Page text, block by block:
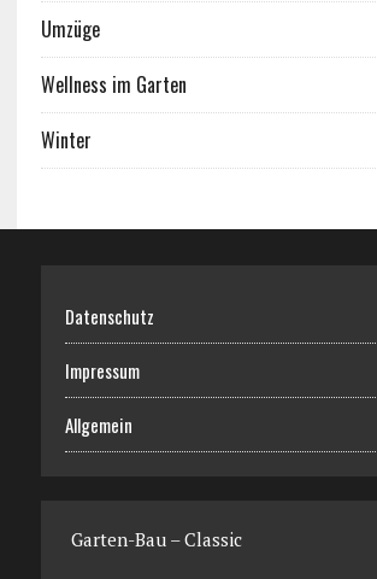
Umzüge
Wellness im Garten
Winter
Datenschutz
Impressum
Allgemein
Garten-Bau – Classic